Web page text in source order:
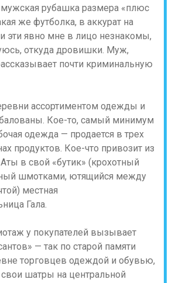
мужская рубашка размера «плюс
же футболка, в аккурат на
эти явно мне в лицо незнакомы,
откуда дровишки. Муж,
почти криминальную
ассортиментом одежды и
Кое-то, самый минимум
одежда — продается в трех
продуктов. Кое-что привозит из
в свой «бутик» (крохотный
шмотками, ютящийся между
местная
Гала.
у покупателей вызывает
— так по старой памяти
торговцев одеждой и обувью,
шатры на центральной